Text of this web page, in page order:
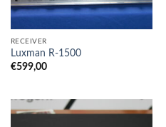
RECEIVER
Luxman R-1500
€599,00